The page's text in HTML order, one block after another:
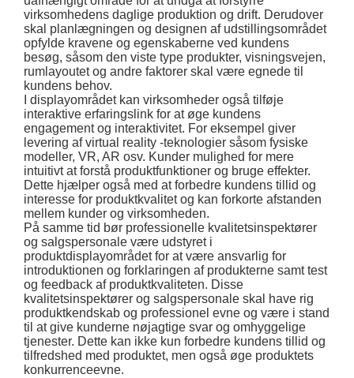
virksomhedens daglige produktion og drift. Derudover
skal planlægningen og designen af ​​udstillingsområdet
opfylde kravene og egenskaberne ved kundens
besøg, såsom den viste type produkter, visningsvejen,
rumlayoutet og andre faktorer skal være egnede til
kundens behov.
I displayområdet kan virksomheder også tilføje
interaktive erfaringslink for at øge kundens
engagement og interaktivitet. For eksempel giver
levering af virtual reality -teknologier såsom fysiske
modeller, VR, AR osv. Kunder mulighed for mere
intuitivt at forstå produktfunktioner og bruge effekter.
Dette hjælper også med at forbedre kundens tillid og
interesse for produktkvalitet og kan forkorte afstanden
mellem kunder og virksomheden.
På samme tid bør professionelle kvalitetsinspektører
og salgspersonale være udstyret i
produktdisplayområdet for at være ansvarlig for
introduktionen og forklaringen af ​​produkterne samt test
og feedback af produktkvaliteten. Disse
kvalitetsinspektører og salgspersonale skal have rig
produktkendskab og professionel evne og være i stand
til at give kunderne nøjagtige svar og omhyggelige
tjenester. Dette kan ikke kun forbedre kundens tillid og
tilfredshed med produktet, men også øge produktets
konkurrenceevne.